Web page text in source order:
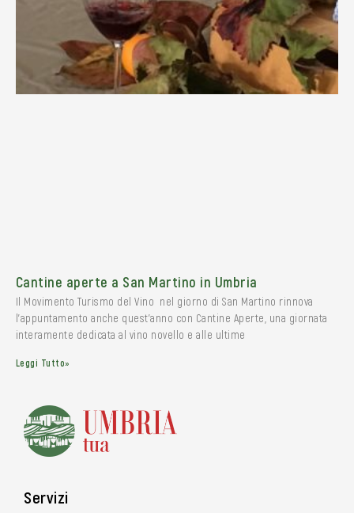
Cantine aperte a San Martino in Umbria
Il Movimento Turismo del Vino nel giorno di San Martino rinnova
l’appuntamento anche quest’anno con Cantine Aperte, una giornata
interamente dedicata al vino novello e alle ultime
Leggi Tutto»
Servizi